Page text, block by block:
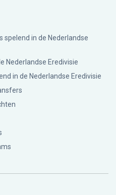
spelend in de Nederlandse
Nederlandse Eredivisie
in de Nederlandse Eredivisie